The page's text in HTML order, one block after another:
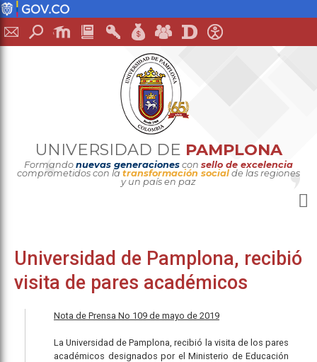
UNIVERSIDAD DE PAMPLONA
Formando nuevas generaciones con sello de excelencia
comprometidos con la transformación social de las regiones
y un país en paz
Universidad de Pamplona, recibió
visita de pares académicos
Nota de Prensa No 109 de mayo de 2019
La Universidad de Pamplona, recibió la visita de los pares
académicos designados por el Ministerio de Educación